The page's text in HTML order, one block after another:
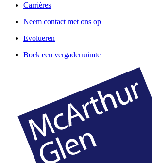
Carrières
Neem contact met ons op
Evolueren
Boek een vergaderruimte